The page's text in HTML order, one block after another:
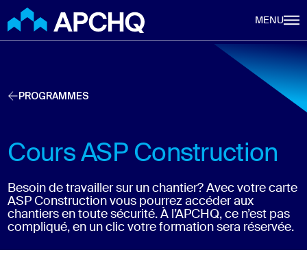
MENU
PROGRAMMES
Cours ASP Construction
Besoin de travailler sur un chantier? Avec votre carte
ASP Construction vous pourrez accéder aux
chantiers en toute sécurité. À l’APCHQ, ce n’est pas
compliqué, en un clic votre formation sera réservée.